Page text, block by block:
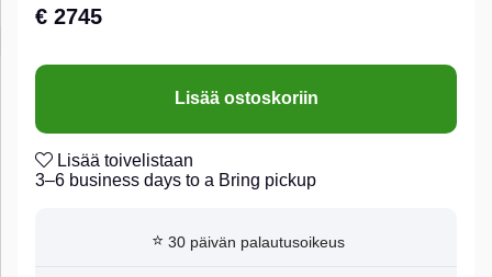
€ 2745
Lisää ostoskoriin
Lisää toivelistaan
3–6 business days to a Bring pickup
⭐ 30 päivän palautusoikeus